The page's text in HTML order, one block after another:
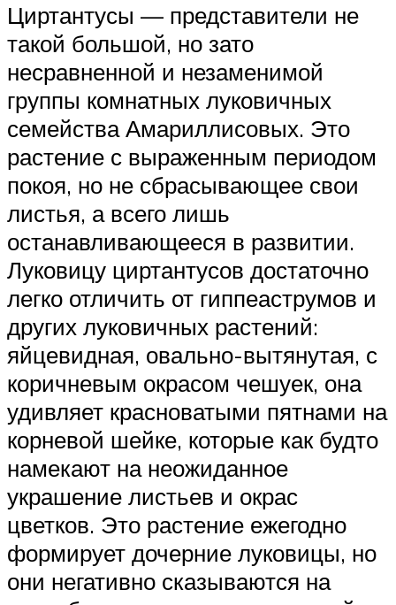
Циртантусы — представители не
такой большой, но зато
несравненной и незаменимой
группы комнатных луковичных
семейства Амариллисовых. Это
растение с выраженным периодом
покоя, но не сбрасывающее свои
листья, а всего лишь
останавливающееся в развитии.
Луковицу циртантусов достаточно
легко отличить от гиппеаструмов и
других луковичных растений:
яйцевидная, овально-вытянутая, с
коричневым окрасом чешуек, она
удивляет красноватыми пятнами на
корневой шейке, которые как будто
намекают на неожиданное
украшение листьев и окрас
цветков. Это растение ежегодно
формирует дочерние луковицы, но
они негативно сказываются на